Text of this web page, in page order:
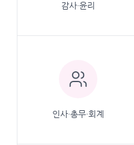
감사·윤리
인사·총무·회계